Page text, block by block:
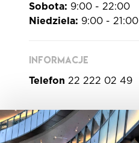
Sobota: 9:00 - 22:00
Niedziela: 9:00 - 21:00
INFORMACJE
Telefon 22 222 02 49